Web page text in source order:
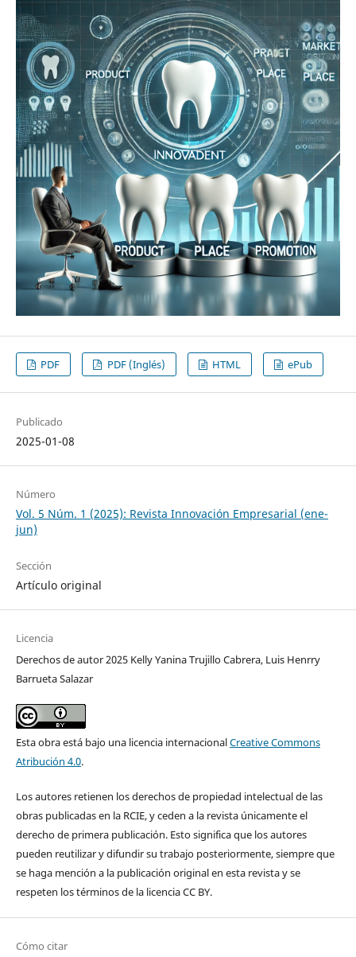
PDF PDF (Inglés) HTML ePub
Publicado
2025-01-08
Número
Vol. 5 Núm. 1 (2025): Revista Innovación Empresarial (ene-
jun)
Sección
Artículo original
Licencia
Derechos de autor 2025 Kelly Yanina Trujillo Cabrera, Luis Henrry
Barrueta Salazar
Esta obra está bajo una licencia internacionalCreative Commons
Atribución 4.0.
Los autores retienen los derechos de propiedad intelectual de las
obras publicadas en la RCIE, y ceden a la revista únicamente el
derecho de primera publicación. Esto significa que los autores
pueden reutilizar y difundir su trabajo posteriormente, siempre que
se haga mención a la publicación original en esta revista y se
respeten los términos de la licencia CC BY.
Cómo citar